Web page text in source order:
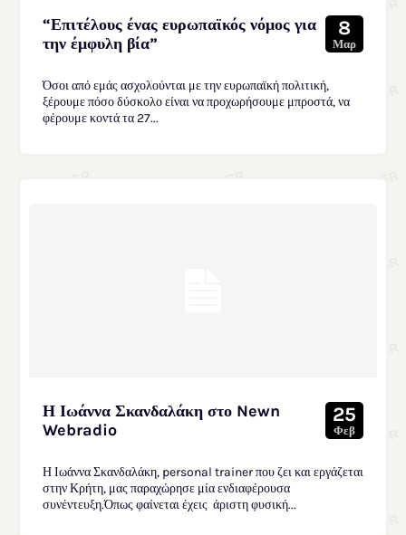
“Επιτέλους ένας ευρωπαϊκός νόμος για
την έμφυλη βία”
8
Μαρ
Όσοι από εμάς ασχολούνται με την ευρωπαϊκή πολιτική,
ξέρουμε πόσο δύσκολο είναι να προχωρήσουμε μπροστά, να
φέρουμε κοντά τα 27...
Η Ιωάννα Σκανδαλάκη στο Newn
Webradio
25
Φεβ
Η Ιωάννα Σκανδαλάκη, personal trainer που ζει και εργάζεται
στην Κρήτη, μας παραχώρησε μία ενδιαφέρουσα
συνέντευξη.Όπως φαίνεται έχεις άριστη φυσική...